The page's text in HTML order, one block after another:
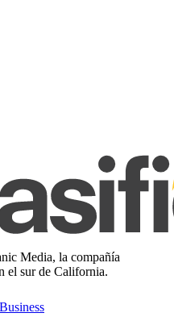
Media, la compañía
el sur de California.